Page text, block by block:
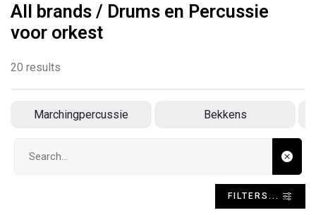
All brands / Drums en Percussie
voor orkest
20 results
Marchingpercussie Bekkens
FILTERS...